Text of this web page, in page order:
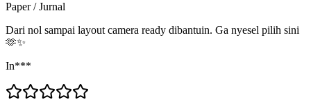
Paper / Jurnal
Dari nol sampai layout camera ready dibantuin. Ga nyesel pilih sini
🫶✨
In***